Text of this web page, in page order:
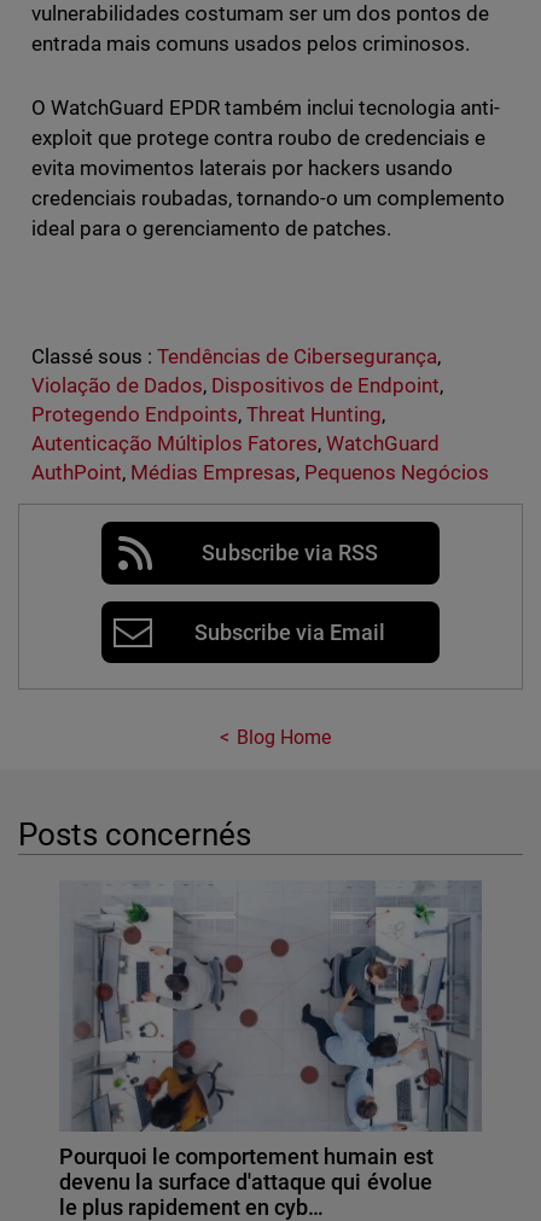
vulnerabilidades costumam ser um dos pontos de
entrada mais comuns usados pelos criminosos.
O WatchGuard EPDR também inclui tecnologia anti-
exploit que protege contra roubo de credenciais e
evita movimentos laterais por hackers usando
credenciais roubadas, tornando-o um complemento
ideal para o gerenciamento de patches.
Classé sous : Tendências de Cibersegurança,
Violação de Dados, Dispositivos de Endpoint,
Protegendo Endpoints, Threat Hunting,
Autenticação Múltiplos Fatores,WatchGuard
AuthPoint, Médias Empresas, Pequenos Negócios
Subscribe via RSS
Subscribe via Email
Blog Home
Posts concernés
Pourquoi le comportement humain est
devenu la surface d'attaque qui évolue
le plus rapidement en cyb…